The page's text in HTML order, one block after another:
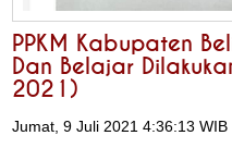
PPKM Kabupaten
Dan Belajar
2021)
Jumat, 9 Juli 2021 4:36:13 WIB